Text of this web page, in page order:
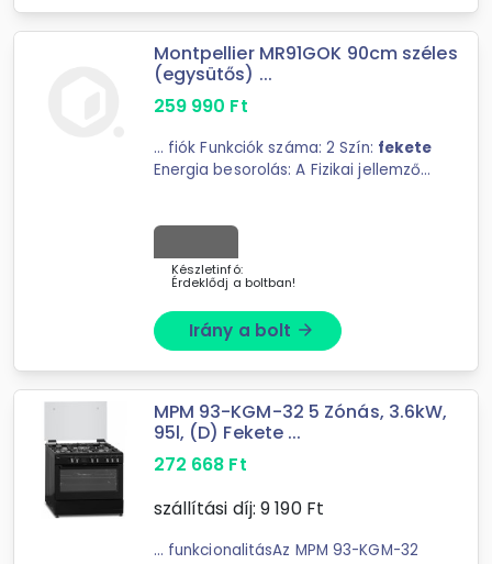
Montpellier MR91GOK 90cm széles
(egysütős) ...
259 990 Ft
... fiók Funkciók száma: 2 Szín: fekete
Energia besorolás: A Fizikai jellemzők:
Készletinfó:
Érdeklődj a boltban!
Irány a bolt arrow_forward
MPM 93-KGM-32 5 Zónás, 3.6kW,
95l, (D) Fekete ...
272 668 Ft
szállítási díj: 9 190Ft
... funkcionalitásAz MPM 93-KGM-32